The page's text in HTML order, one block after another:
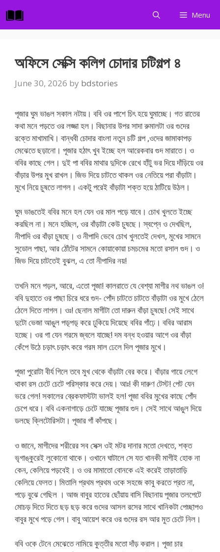
to
content
Menu
অফিসে সেক্সি কলিগ চোদার চটিগল্প ৪
June 30, 2026 by bdstories
পূজার ঘুম ভাঙল সকাল নটায়। ববি ওর পাশে চিৎ হয়ে ঘুমাচ্ছে। গত রাতের
কথা মনে পড়তে ওর লজ্জা হল। বিছানার উপর সাদা রুমালটা ওর গুদের
রক্তে মাখামাখি। বান্ধবী চোদার বাংলা নতুন চটি গল্প ,ওদের জামাকাপড়
মেঝেতে ছড়ানো। পূজার হঠাৎ খুব ইচ্ছে হল আরেকবার গুদ মারাতে। ও
ববির কাছে গেল। দুই পা ববির মাথার দুদিকে রেখে হাঁটু ভর দিয়ে দাঁড়িয়ে ওর
বাঁড়ার উপর মুখ রাখল। জিভ দিয়ে চাটতে থাকল ওর নেতিয়ে পরা বাঁড়াটা।
মুখে নিয়ে চুষতে লাগল। একটু পরেই বাঁড়াটা শক্ত হয়ে ঠাটিয়ে উঠল।
ঘুম ভাঙতেই ববির মনে হল যেন ওর মাল পড়ে যাবে। চোখ খুলতে ইচ্ছে
করছিল না। মনে হচ্ছিল, ওর বাঁড়াটা কেউ চুষছে। স্বপ্নে ও দেখছিল,
নীপাদি ওর বাঁড়া চুষছে। ও নীপাদি ভেবে চোখ খুলতেই দেখল, মুখের সামনে
সুডোল পাছা, আর ঠোঁটের সামনে কোয়াকোয়া চমচমের মতো রসাল গুদ। ও
জিভ দিয়ে চাটতেই বুঝল, এ তো নীপাদির নয়!
তখনি মনে পড়ল, আরে, এতো পূজা! কালরাতে যে বেশ্যা মাগীর নথ ভাঙল ও!
ববি দুহাতে ওর পাছা চিরে ধরে গুদ- পোঁদ চাটতে চাটতে বাঁড়াটা ওর মুখে ঠেলে
ঠেলে দিতে লাগল। ওঃ! ছেনাল মাগীটা তো দারুন বাঁড়া চুষছে! সেই সাথে
দুটো ভেজা আঙুল পড়্পড়্ করে ঢুকিয়ে দিয়েছে ববির গাঁঢ়ে। ববির আরাম
হচ্ছে। ওর গা যেন গরমে জ্বলে যাচ্ছে! দম বন্ধ হওয়ার আগে ওর বাঁড়া
কেঁপে উঠে চড়াৎ চড়াৎ করে গরম মাল ঢেলে দিল পূজার মুখে।
পূজা পুরোটা বীর্য গিলে তবে মুখ থেকে বাঁড়াটা বের করে। বাঁড়ার গায়ে লেগে
থাকা রস চেটে চেটে পরিস্কার করে দেয়। আঃ! কী দারুণ টেস্ট! পেট যেন
ভরে গেল! সকালের ব্রেকফাস্টটা ভালই হল! পূজা ববির মুখের কাছে পোঁদ
চেপে ধরে। ববি একনাগাড়ে চেটে যাচ্ছে পূজার গুদ। সেই সাথে আঙুল দিয়ে
ডলছে ক্লিটোরিসটা। পূজার গাঁ কাঁপছে।
ও জানে, মাগীদের শরীরের সব সেক্স ওই মটর দানার মতো দেখতে, শক্ত
ভৃগাঙ্কুরেই লুকোনো থাকে। ওখানে ঘাটালে সে যত খানকী মাগীই হোক না
কেন, কেলিয়ে পড়বেই। ও ওর মামাতো বোনকে এই করেই তাড়াতাড়ি
কেলিয়ে ফেলত। মিতালি প্রথম প্রথম ওকে সহজে কাবু করতে প্রত না,
পড়ে বুঝে গেছিল । আজ বাবুর হাতের ছোঁয়ায় বাসি বিছানায় পূজার তলপেটে
মোচড় দিতে দিতে ছড় ছড় করে গুদের আসল রসের সাথে খানিকটা পেচ্ছাপও
বাবুর মুখে পড়ে গেল। বাবু আয়েশ করে ওর গুদের রস আর মুত চেটে নিল।
ববি ওকে টেনে মেঝেতে নামিয়ে কুত্তীর মতো দাঁড় করাল। পূজা চার